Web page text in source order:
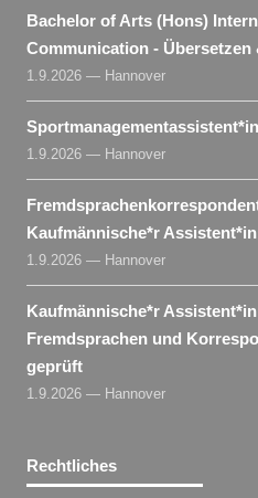
Bachelor of Arts (Hons)
Communication - Übersetzen
1.9.2026 — Hannover
Sportmanagementassistent​*in
1.9.2026 — Hannover
Kaufmännische*r Assistent​*in
1.9.2026 — Hannover
Kaufmännische*r Assistent​*in
Fremdsprachen und
geprüft
1.9.2026 — Hannover
Rechtliches